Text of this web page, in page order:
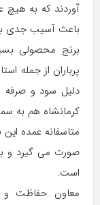
آوردند که به هیچ
باعث آسیب جدی
برنج محصولی
پرباران از جمله
دلیل سود و صرفه
کرمانشاه هم به
متاسفانه عمده
صورت می گیرد و
است.
معاون حفاظت و